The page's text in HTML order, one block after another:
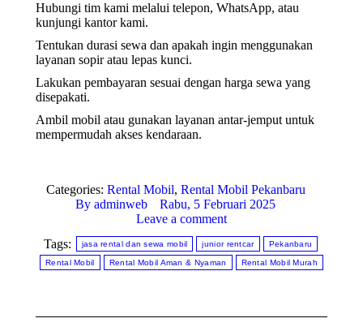
Hubungi tim kami melalui telepon, WhatsApp, atau
kunjungi kantor kami.
Tentukan durasi sewa dan apakah ingin menggunakan
layanan sopir atau lepas kunci.
Lakukan pembayaran sesuai dengan harga sewa yang
disepakati.
Ambil mobil atau gunakan layanan antar-jemput untuk
mempermudah akses kendaraan.
Categories: Rental Mobil, Rental Mobil Pekanbaru
By adminweb
Rabu, 5 Februari 2025
Leave a comment
Tags:
jasa rental dan sewa mobil junior rentcar Pekanbaru
Rental Mobil Rental Mobil Aman & Nyaman Rental Mobil Murah